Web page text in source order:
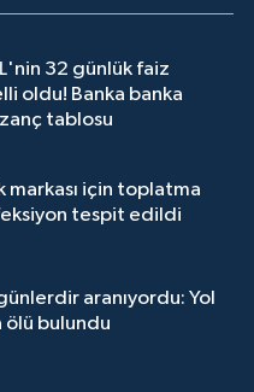
32 günlük faiz
oldu! Banka banka
tablosu
markası için toplatma
tespit edildi
aranıyordu: Yol
ölü bulundu